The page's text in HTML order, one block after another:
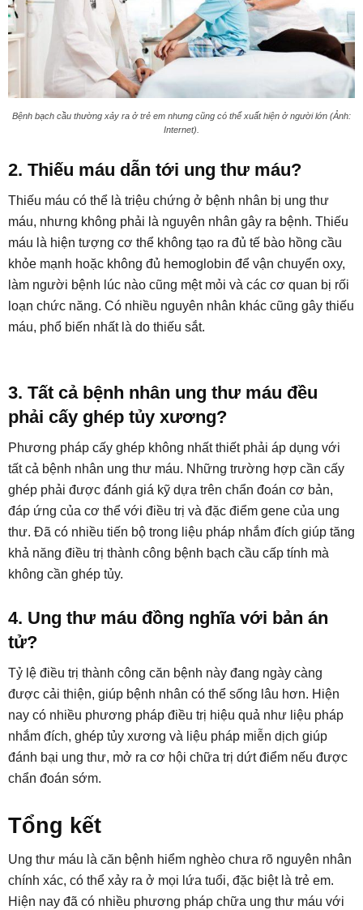
Bệnh bạch cầu thường xảy ra ở trẻ em nhưng cũng có thể xuất hiện ở người lớn (Ảnh:
Internet).
2. Thiếu máu dẫn tới ung thư máu?
Thiếu máu có thể là triệu chứng ở bệnh nhân bị ung thư
máu, nhưng không phải là nguyên nhân gây ra bệnh. Thiếu
máu là hiện tượng cơ thể không tạo ra đủ tế bào hồng cầu
khỏe mạnh hoặc không đủ hemoglobin để vận chuyển oxy,
làm người bệnh lúc nào cũng mệt mỏi và các cơ quan bị rối
loạn chức năng. Có nhiều nguyên nhân khác cũng gây thiếu
máu, phổ biến nhất là do thiếu sắt.
3. Tất cả bệnh nhân ung thư máu đều
phải cấy ghép tủy xương?
Phương pháp cấy ghép không nhất thiết phải áp dụng với
tất cả bệnh nhân ung thư máu. Những trường hợp cần cấy
ghép phải được đánh giá kỹ dựa trên chẩn đoán cơ bản,
đáp ứng của cơ thể với điều trị và đặc điểm gene của ung
thư. Đã có nhiều tiến bộ trong liệu pháp nhắm đích giúp tăng
khả năng điều trị thành công bệnh bạch cầu cấp tính mà
không cần ghép tủy.
4. Ung thư máu đồng nghĩa với bản án
tử?
Tỷ lệ điều trị thành công căn bệnh này đang ngày càng
được cải thiện, giúp bệnh nhân có thể sống lâu hơn. Hiện
nay có nhiều phương pháp điều trị hiệu quả như liệu pháp
nhắm đích, ghép tủy xương và liệu pháp miễn dịch giúp
đánh bại ung thư, mở ra cơ hội chữa trị dứt điểm nếu được
chẩn đoán sớm.
Tổng kết
Ung thư máu là căn bệnh hiểm nghèo chưa rõ nguyên nhân
chính xác, có thể xảy ra ở mọi lứa tuổi, đặc biệt là trẻ em.
Hiện nay đã có nhiều phương pháp chữa ung thư máu với